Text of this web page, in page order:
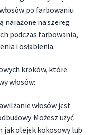
po farbowaniu
narażone na szereg
podczas farbowania,
i osłabienia.
kroków, które
włosów:
włosów jest
Możesz użyć
jak olejek kokosowy lub